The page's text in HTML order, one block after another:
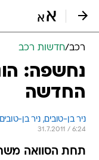
רכב/חדשות רכב
נחשפה:
החדשה
ניר בן-טובים, ניר בן-טובים
31.7.2011 / 6:24
תחת הסוואה